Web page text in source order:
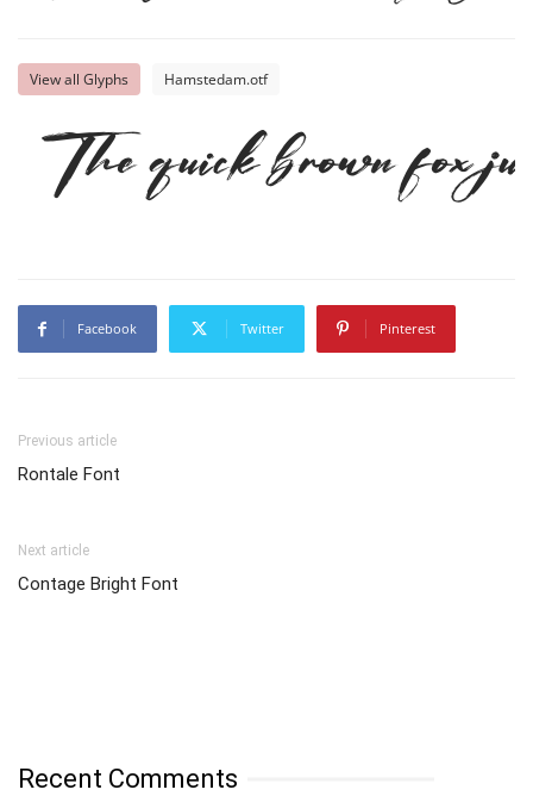
View all Glyphs Hamstedam.otf
The quick brown fox
Facebook Twitter Pinterest
Previous article
Rontale Font
Next article
Contage Bright Font
Recent Comments